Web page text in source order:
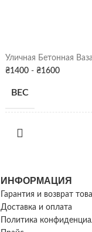
Уличная Бетонная
₴1400 - ₴1600
ВЕС
РАЗМЕРЫ
ДЕКОРА
ИНФОРМАЦИЯ
Гарантия и возврат
Доставка и оплата
Политика